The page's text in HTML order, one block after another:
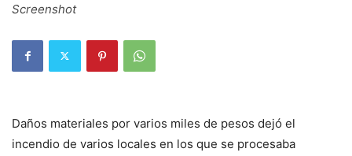
Screenshot
Daños materiales por varios miles de pesos dejó el
incendio de varios locales en los que se procesaba